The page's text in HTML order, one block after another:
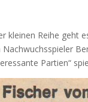
kleinen Reihe geht
Partien“